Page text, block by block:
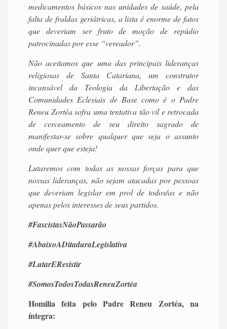
medicamentos básicos nas unidades de saúde, pela
falta de fraldas geriátricas, a lista é enorme de fatos
que deveriam ser fruto de moção de repúdio
patrocinadas por esse “vereador”.
Não aceitamos que uma das principais lideranças
religiosas de Santa Catariana, um construtor
incansável da Teologia da Libertação e das
Comunidades Eclesiais de Base como é o Padre
Reneu Zortéa sofra uma tentativa tão vil e retrocada
de cerceamento de seu direito sagrado de
manifestar-se sobre qualquer que seja o assunto
onde quer que esteja!
Lutaremos com todas as nossas forças para que
nossas lideranças, não sejam atacadas por pessoas
que deveriam legislar em prol de todos/as e não
apenas pelos interesses de seus partidos.
#FascistasNãoPassarão
#AbaixoADitaduraLegislativa
#LutarEResistir
#SomosTodosTodasReneuZortéa
Homilia feita pelo Padre Reneu Zortéa, na
íntegra: